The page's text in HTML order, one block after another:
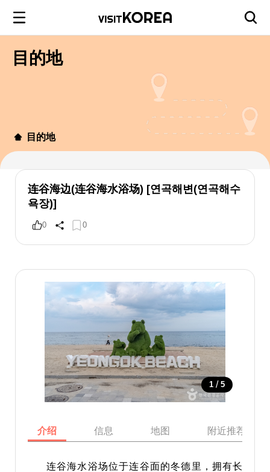
目的地
目的地
连谷海边(连谷海水浴场) [연곡해변(연곡해수
욕장)]
0 0
1 / 5
介绍 信息 地图 附近推荐景点
连谷海水浴场位于连谷面的冬德里，拥有长